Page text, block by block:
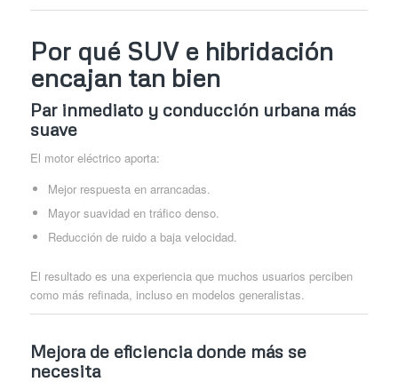
Por qué SUV e hibridación
encajan tan bien
Par inmediato y conducción urbana más
suave
El motor eléctrico aporta:
Mejor respuesta en arrancadas.
Mayor suavidad en tráfico denso.
Reducción de ruido a baja velocidad.
El resultado es una experiencia que muchos usuarios perciben
como más refinada, incluso en modelos generalistas.
Mejora de eficiencia donde más se
necesita